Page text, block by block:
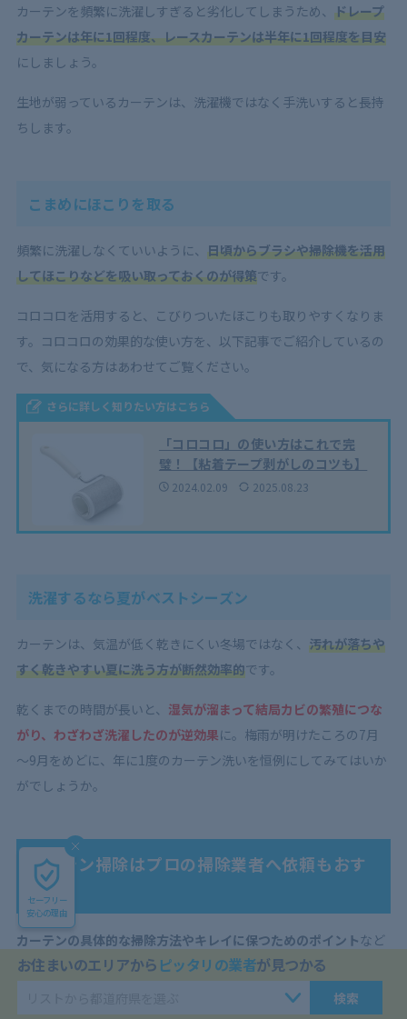
カーテンを頻繁に洗濯しすぎると劣化してしまうため、 ドレープ
カーテンは年に1回程度、レースカーテンは半年に1回程度を目安
にしましょう。
生地が弱っているカーテンは、洗濯機ではなく手洗いすると長持
ちします。
こまめにほこりを取る
頻繁に洗濯しなくていいように、 日頃からブラシや掃除機を活用
してほこりなどを吸い取っておくのが得策です。
コロコロを活用すると、こびりついたほこりも取りやすくなりま
す。コロコロの効果的な使い方を、以下記事でご紹介しているの
で、気になる方はあわせてご覧ください。
さらに詳しく知りたい方はこちら
「コロコロ」の使い方はこれで完
璧！【粘着テープ剥がしのコツも】
2024.02.09 2025.08.23
洗濯するなら夏がベストシーズン
カーテンは、気温が低く乾きにくい冬場ではなく、 汚れが落ちや
すく乾きやすい夏に洗う方が断然効率的です。
乾くまでの時間が長いと、 湿気が溜まって結局カビの繁殖につな
がり、わざわざ洗濯したのが逆効果に。梅雨が明けたころの7月
～9月をめどに、年に1度のカーテン洗いを恒例にしてみてはいか
がでしょうか。
カーテン掃除はプロの掃除業者へ依頼もおす
すめ
カーテンの具体的な掃除方法やキレイに保つためのポイント など
をご紹介しました。
外部からの汚れを広範囲で吸収するカーテンは、予想以上に汚れ
お住まいのエリアから ピッタリの業者が見つかる
検索
セーフリー
安心の理由